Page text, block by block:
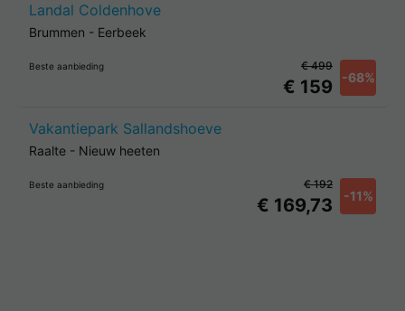
Landal Coldenhove
Brummen - Eerbeek
Beste aanbieding
€ 159 -68%
€ 499
Vakantiepark Sallandshoeve
Raalte - Nieuw heeten
Beste aanbieding
€ 169,73 -11%
€ 192